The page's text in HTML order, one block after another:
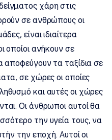
χάρη στις
σε ανθρώπους οι
είναι ιδιαίτερα
οποίοι ανήκουν σε
αποφεύγουν τα ταξίδια σε
σε χώρες οι οποίες
και αυτές οι χώρες
Οι άνθρωποι αυτοί θα
την υγεία τους, να
την εποχή. Αυτοί οι